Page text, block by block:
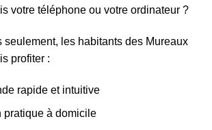
votre téléphone ou votre ordinateur ?
seulement, les habitants des Mureaux
profiter :
rapide et intuitive
pratique à domicile